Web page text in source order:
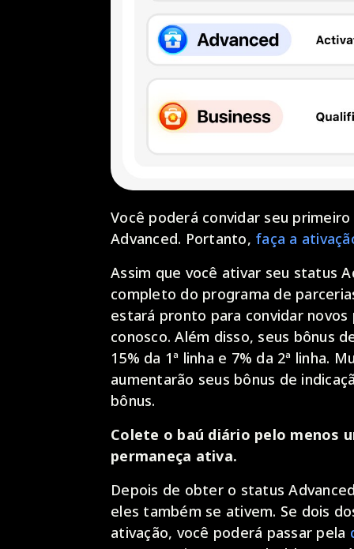
Você poderá convidar seu
Advanced. Portanto, faça a
Assim que você ativar seu status
completo do programa de
estará pronto para convidar
conosco. Além disso, seus bônus
15% da 1ª linha e 7% da 2ª linha.
aumentarão seus bônus de
bônus.
Colete o baú diário pelo menos
permaneça ativa.
Depois de obter o status
eles também se ativem. Se dois
ativação, você poderá passar pela